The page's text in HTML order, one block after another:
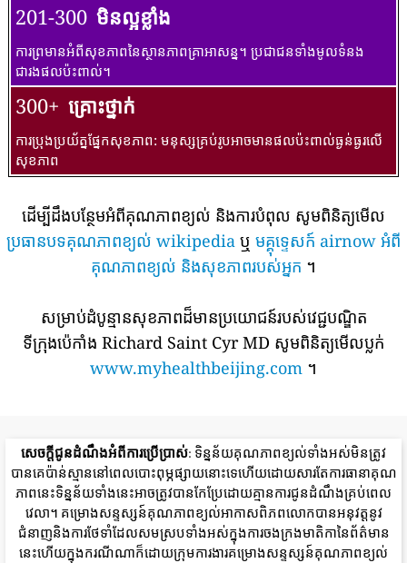
201-300 មិនល្អខ្លាំង
ការព្រមានអំពីសុខភាពនៃស្ថានភាពគ្រាអាសន្ន។ ប្រជាជនទាំងមូលទំនង
ជារងផលប៉ះពាល់។
300+ គ្រោះថ្នាក់
ការប្រុងប្រយ័ត្នផ្នែកសុខភាព: មនុស្សគ្រប់រូបអាចមានផលប៉ះពាល់ធ្ងន់ធ្ងរលើ
សុខភាព
ដើម្បីដឹងបន្ថែមអំពីគុណភាពខ្យល់ និងការបំពុល សូមពិនិត្យមើល
ប្រធានបទគុណភាពខ្យល់ wikipedia ឬ មគ្គុទ្ទេសក៍ airnow អំពី
គុណភាពខ្យល់ និងសុខភាពរបស់អ្នក ។
សម្រាប់ដំបូន្មានសុខភាពដ៏មានប្រយោជន៍របស់វេជ្ជបណ្ឌិត
ទីក្រុងប៉េកាំង Richard Saint Cyr MD សូមពិនិត្យមើលប្លក់
www.myhealthbeijing.com ។
សេចក្តីជូនដំណឹងអំពីការប្រើប្រាស់: ទិន្នន័យគុណភាពខ្យល់ទាំងអស់មិនត្រូវ
បានគេប៉ាន់ស្មាននៅពេលបោះពុម្ភផ្សាយនោះទេហើយដោយសារតែការធានាគុណ
ភាពនេះទិន្នន័យទាំងនេះអាចត្រូវបានកែប្រែដោយគ្មានការជូនដំណឹងគ្រប់ពេល
វេលា។ គម្រោងសន្ទស្សន៍គុណភាពខ្យល់អាកាសពិភពលោកបានអនុវត្តនូវ
ជំនាញនិងការថែទាំដែលសមស្របទាំងអស់ក្នុងការចងក្រងមាតិកានៃព័ត៌មាន
នេះហើយក្នុងករណីណាក៏ដោយក្រុមការងារគម្រោងសន្ទស្សន៍គុណភាពខ្យល់